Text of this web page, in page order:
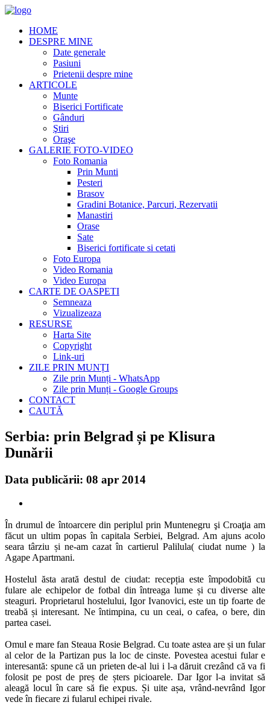
HOME
DESPRE MINE
Date generale
Pasiuni
Prietenii despre mine
ARTICOLE
Munte
Biserici Fortificate
Gânduri
Ştiri
Oraşe
GALERIE FOTO-VIDEO
Foto Romania
Prin Munti
Pesteri
Brasov
Gradini Botanice, Parcuri, Rezervatii
Manastiri
Orase
Sate
Biserici fortificate si cetati
Foto Europa
Video Romania
Video Europa
CARTE DE OASPETI
Semneaza
Vizualizeaza
RESURSE
Harta Site
Copyright
Link-uri
ZILE PRIN MUNȚI
Zile prin Munți - WhatsApp
Zile prin Munți - Google Groups
CONTACT
CAUTĂ
Serbia: prin Belgrad și pe Klisura
Dunării
Data publicării: 08 apr 2014
În drumul de întoarcere din periplul prin Muntenegru şi Croaţia am
făcut un ultim popas în capitala Serbiei, Belgrad. Am ajuns acolo
seara târziu și ne-am cazat în cartierul Palilula( ciudat nume ) la
Agape Apartmani.
Hostelul ăsta arată destul de ciudat: recepția este împodobită cu
fulare ale echipelor de fotbal din întreaga lume și cu diverse alte
steaguri. Proprietarul hostelului, Igor Ivanovici, este un tip foarte de
treabă și interesant. Ne întimpina, cu un ceai, o cafea, o bere, din
partea casei.
Omul e mare fan Steaua Rosie Belgrad. Cu toate astea are și un fular
al celor de la Partizan pus la loc de cinste. Povestea acestui fular e
interesantă: spune că un prieten de-al lui i l-a dăruit crezând că va fi
folosit pe post de preș de șters picioarele. Dar Igor l-a invitat să
aleagă locul în care să fie expus. Și uite așa, vrând-nevrând Igor
vede în fiecare zi fularul echipei rivale.